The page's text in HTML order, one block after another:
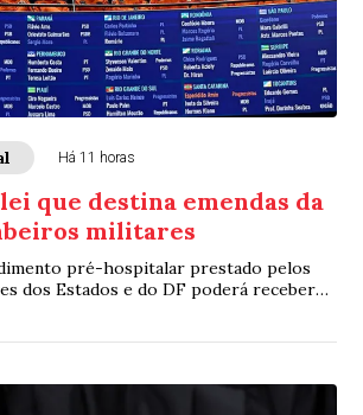
Há 11 horas
que destina emendas da
militares
pré-hospitalar prestado pelos
dos Estados e do DF poderá receber